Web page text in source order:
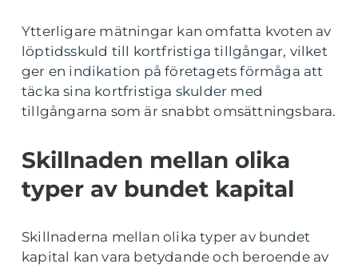
Ytterligare mätningar kan omfatta kvoten av
löptidsskuld till kortfristiga tillgångar, vilket
ger en indikation på företagets förmåga att
täcka sina kortfristiga skulder med
tillgångarna som är snabbt omsättningsbara.
Skillnaden mellan olika
typer av bundet kapital
Skillnaderna mellan olika typer av bundet
kapital kan vara betydande och beroende av